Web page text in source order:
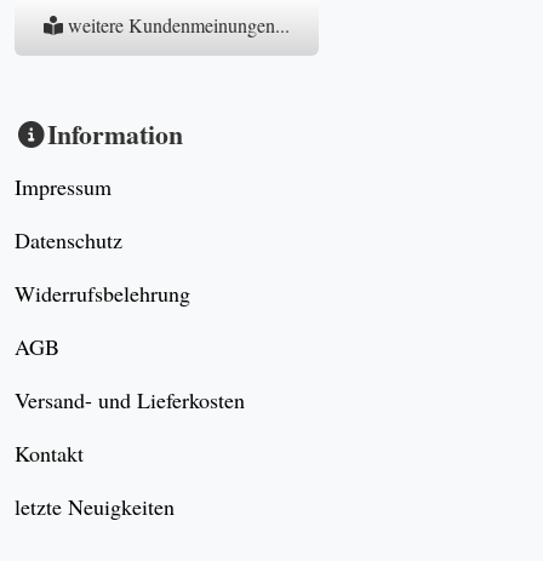
weitere Kundenmeinungen...
Information
Impressum
Datenschutz
Widerrufsbelehrung
AGB
Versand- und Lieferkosten
Kontakt
letzte Neuigkeiten